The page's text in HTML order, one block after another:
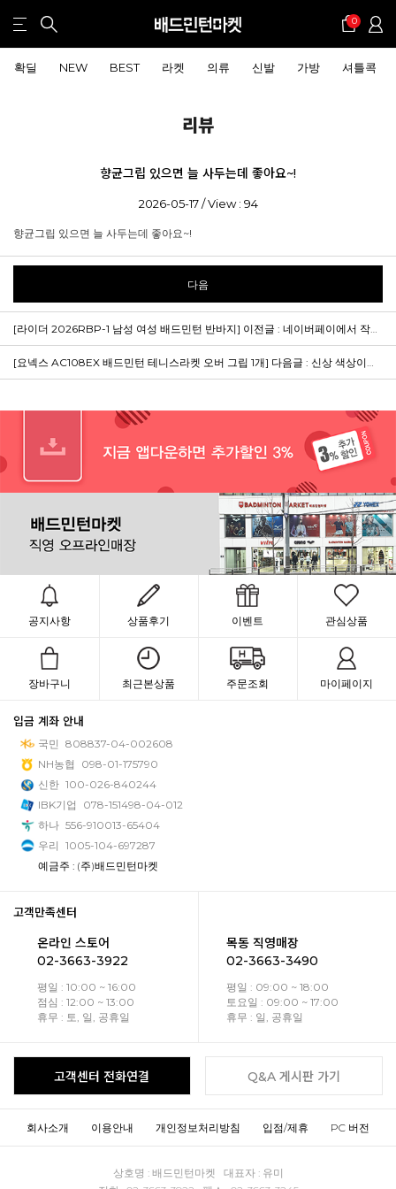
0
확딜 NEW BEST 라켓 의류 신발 가방 셔틀콕
리뷰
향균그립 있으면 늘 사두는데 좋아요~!
2026-05-17 / View : 94
향균그립 있으면 늘 사두는데 좋아요~!
다음
[라이더 2026RBP-1 남성 여성 배드민턴 반바지] 이전글 : 네이버페이에서 작성된 후기입니다.
[요넥스 AC108EX 배드민턴 테니스라켓 오버 그립 1개] 다음글 : 신상 색상이여서 샀는데 맘에 듭니당~ㅎㅎ
공지사항 상품후기 이벤트 관심상품
장바구니 최근본상품 주문조회 마이페이지
입금 계좌 안내
국민 808837-04-002608
NH농협
098-01-175790
신한 100-026-840244
IBK기업
078-151498-04-012
하나 556-910013-65404
우리 1005-104-697287
예금주 : (주)배드민턴마켓
고객만족센터
온라인 스토어
02-3663-3922
평일 : 10:00 ~ 16:00
점심 : 12:00 ~ 13:00
휴무 : 토, 일, 공휴일
목동 직영매장
02-3663-3490
평일 : 09:00 ~ 18:00
토요일 : 09:00 ~ 17:00
휴무 : 일, 공휴일
고객센터 전화연결 Q&A 게시판 가기
회사소개 이용안내 개인정보처리방침 입점/제휴 PC 버전
상호명 : 배드민턴마켓 대표자 : 유미